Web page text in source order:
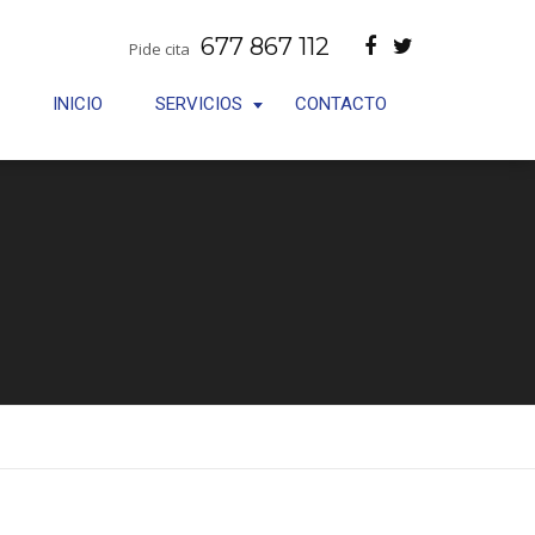
Pide cita 677 867 112
INICIO SERVICIOS CONTACTO